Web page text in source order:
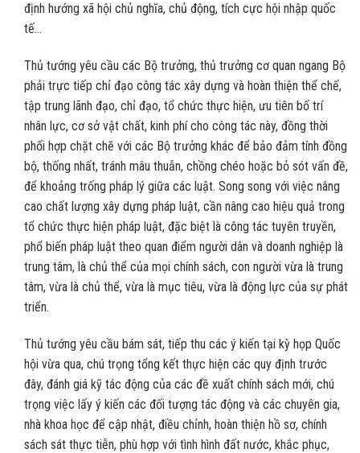
định hướng xã hội chủ nghĩa, chủ động, tích cực hội nhập quốc
tế…
Thủ tướng yêu cầu các Bộ trưởng, thủ trưởng cơ quan ngang Bộ
phải trực tiếp chỉ đạo công tác xây dựng và hoàn thiện thể chế,
tập trung lãnh đạo, chỉ đạo, tổ chức thực hiện, ưu tiên bố trí
nhân lực, cơ sở vật chất, kinh phí cho công tác này, đồng thời
phối hợp chặt chẽ với các Bộ trưởng khác để bảo đảm tính đồng
bộ, thống nhất, tránh mâu thuẫn, chồng chéo hoặc bỏ sót vấn đề,
để khoảng trống pháp lý giữa các luật. Song song với việc nâng
cao chất lượng xây dựng pháp luật, cần nâng cao hiệu quả trong
tổ chức thực hiện pháp luật, đặc biệt là công tác tuyên truyền,
phổ biến pháp luật theo quan điểm người dân và doanh nghiệp là
trung tâm, là chủ thể của mọi chính sách, con người vừa là trung
tâm, vừa là chủ thể, vừa là mục tiêu, vừa là động lực của sự phát
triển.
Thủ tướng yêu cầu bám sát, tiếp thu các ý kiến tại kỳ họp Quốc
hội vừa qua, chú trọng tổng kết thực hiện các quy định trước
đây, đánh giá kỹ tác động của các đề xuất chính sách mới, chú
trọng việc lấy ý kiến các đối tượng tác động và các chuyên gia,
nhà khoa học để cập nhật, điều chỉnh, hoàn thiện hồ sơ, chính
sách sát thực tiễn, phù hợp với tình hình đất nước, khắc phục,